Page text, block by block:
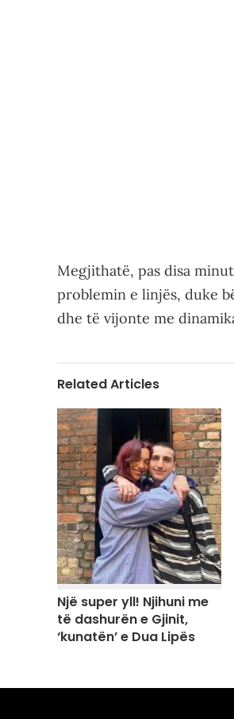
Megjithatë, pas disa
problemin e linjës, duke
dhe të vijonte me
Related Articles
Një super yll! Njihuni me
të dashurën e Gjinit,
‘kunatën’ e Dua Lipës